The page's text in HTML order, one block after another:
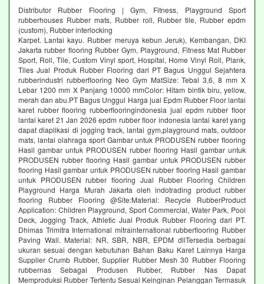
Distributor Rubber Flooring | Gym, Fitness, Playground Sport
rubberhouses Rubber mats, Rubber roll, Rubber tile, Rubber epdm
(custom), Rubber interlocking
Karpet. Lantai kayu. Rubber meruya kebun Jeruk), Kembangan, DKI
Jakarta rubber flooring Rubber Gym, Playground, Fitness Mat Rubber
Sport, Roll, Tile, Custom Vinyl sport, Hospital, Home Vinyl Roll, Plank,
Tiles Jual Produk Rubber Flooring dari PT Bagus Unggul Sejahtera
rubberindustri rubberflooring Neo Gym MatSize: Tebal 3,6, 8 mm X
Lebar 1200 mm X Panjang 10000 mmColor: Hitam bintik biru, yellow,
merah dan abu.PT Bagus Unggul Harga jual Epdm Rubber Floor lantai
karet rubber flooring rubberflooringindonesia jual epdm rubber floor
lantai karet 21 Jan 2026 epdm rubber floor indonesia lantai karet yang
dapat diaplikasi di jogging track, lantai gym,playground mats, outdoor
mats, lantai olahraga sport Gambar untuk PRODUSEN rubber flooring
Hasil gambar untuk PRODUSEN rubber flooring Hasil gambar untuk
PRODUSEN rubber flooring Hasil gambar untuk PRODUSEN rubber
flooring Hasil gambar untuk PRODUSEN rubber flooring Hasil gambar
untuk PRODUSEN rubber flooring Jual Rubber Flooring Children
Playground Harga Murah Jakarta oleh indotrading product rubber
flooring Rubber Flooring @Site:Material: Recycle RubberProduct
Application: Children Playground, Sport Commercial, Water Park, Pool
Deck, Jogging Track, Athletic Jual Produk Rubber Flooring dari PT.
Dhimas Trimitra International mitrainternational rubberflooring Rubber
Paving Wall. Material: NR, SBR, NBR, EPDM dllTersedia berbagai
ukuran sesuai dengan kebutuhan Bahan Baku Karet Lainnya Harga
Supplier Crumb Rubber, Supplier Rubber Mesh 30 Rubber Flooring
rubbernas Sebagai Produsen Rubber, Rubber Nas Dapat
Memproduksi Rubber Tertentu Sesuai Keinginan Pelanggan Termasuk